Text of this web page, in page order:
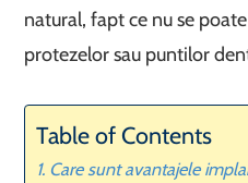
natural, fapt ce nu se
protezelor sau puntilor
Table of Contents
Care sunt avantajele